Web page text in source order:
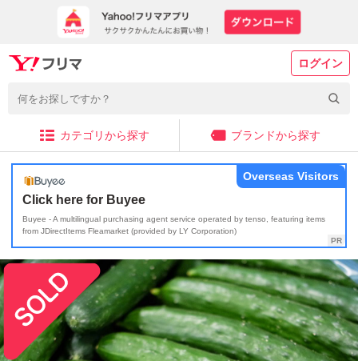
ログイン
カテゴリから探す ブランドから探す
Click here for Buyee
Buyee - A multilingual purchasing agent service operated by tenso, featuring items
from JDirectItems Fleamarket (provided by LY Corporation)
Overseas Visitors